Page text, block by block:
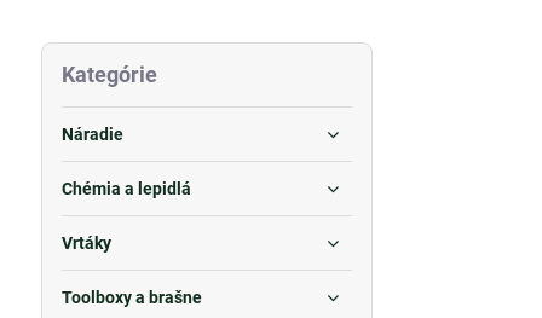
Kategórie
Náradie
Chémia a lepidlá
Vrtáky
Toolboxy a brašne